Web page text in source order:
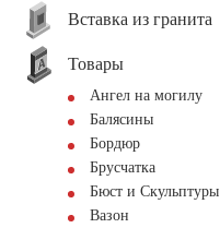
Вставка из гранита
Товары
Ангел на могилу
Балясины
Бордюр
Брусчатка
Бюст и Скульптуры
Вазон